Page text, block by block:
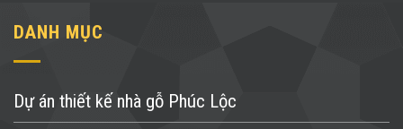
DANH MỤC
Dự án thiết kế nhà gỗ Phúc Lộc